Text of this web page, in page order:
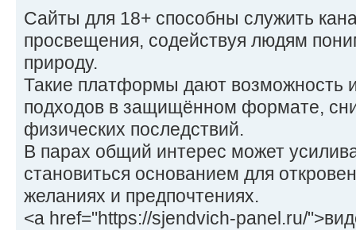
Сайты для 18+ способны служить
просвещения, содействуя людям
природу.
Такие платформы дают возможность
подходов в защищённом формате,
физических последствий.
В парах общий интерес может
становиться основанием для
желаниях и предпочтениях.
<a href="https://sjendvich-panel.ru/